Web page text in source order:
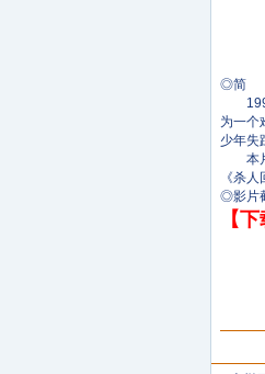
◎简
1991
为一个
少年失
本片
《杀
◎影片
【